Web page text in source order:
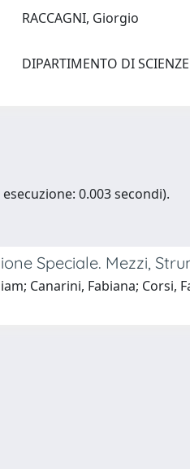
RACCAGNI, Giorgio
DIPARTIMENTO DI
0.003 secondi).
Speciale. Mezzi,
Canarini, Fabiana;